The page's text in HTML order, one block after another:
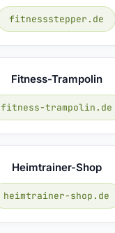
fitnessstepper.de
Fitness-Trampolin
fitness-trampolin.de
Heimtrainer-Shop
heimtrainer-shop.de